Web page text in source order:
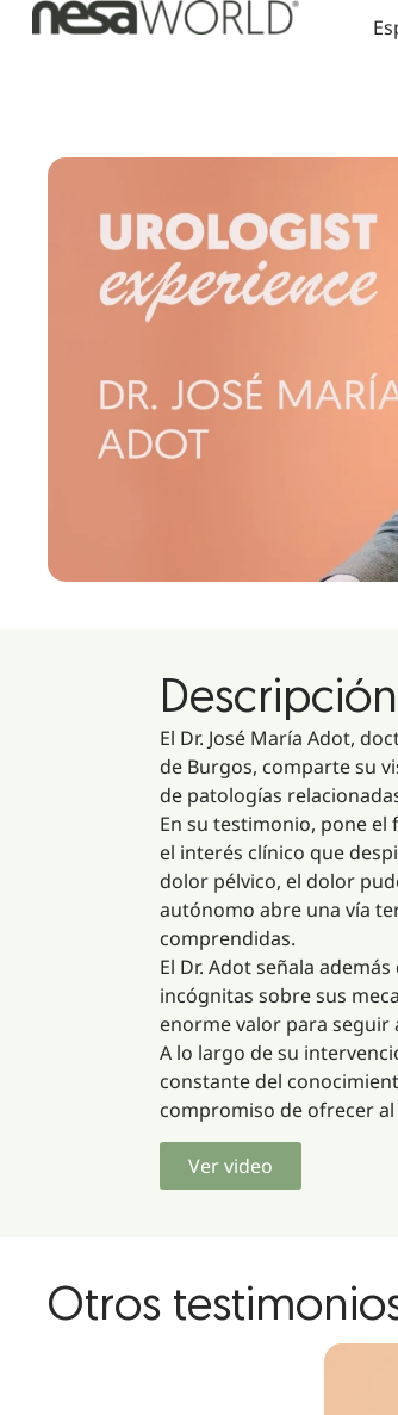
El Dr. José María Adot,
de Burgos, comparte su
de patologías
En su testimonio, pone el
el interés clínico que
dolor pélvico, el dolor
autónomo abre una vía
comprendidas.
El Dr. Adot señala
incógnitas sobre sus
enorme valor para seguir
A lo largo de su
constante del
compromiso de ofrecer
Ver video
Otros